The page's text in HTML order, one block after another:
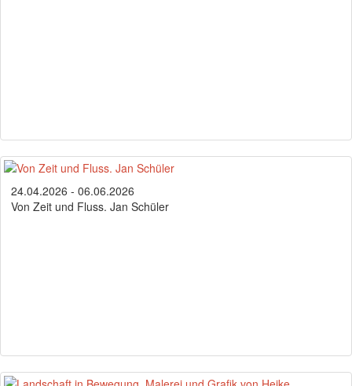
24.04.2026 - 06.06.2026
Von Zeit und Fluss. Jan Schüler